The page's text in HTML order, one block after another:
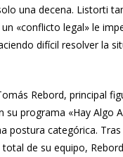
una decena. Listorti
«conflicto legal» le
difícil resolver la
Rebord, principal
su programa «Hay Algo
postura categórica. Tras
de su equipo,